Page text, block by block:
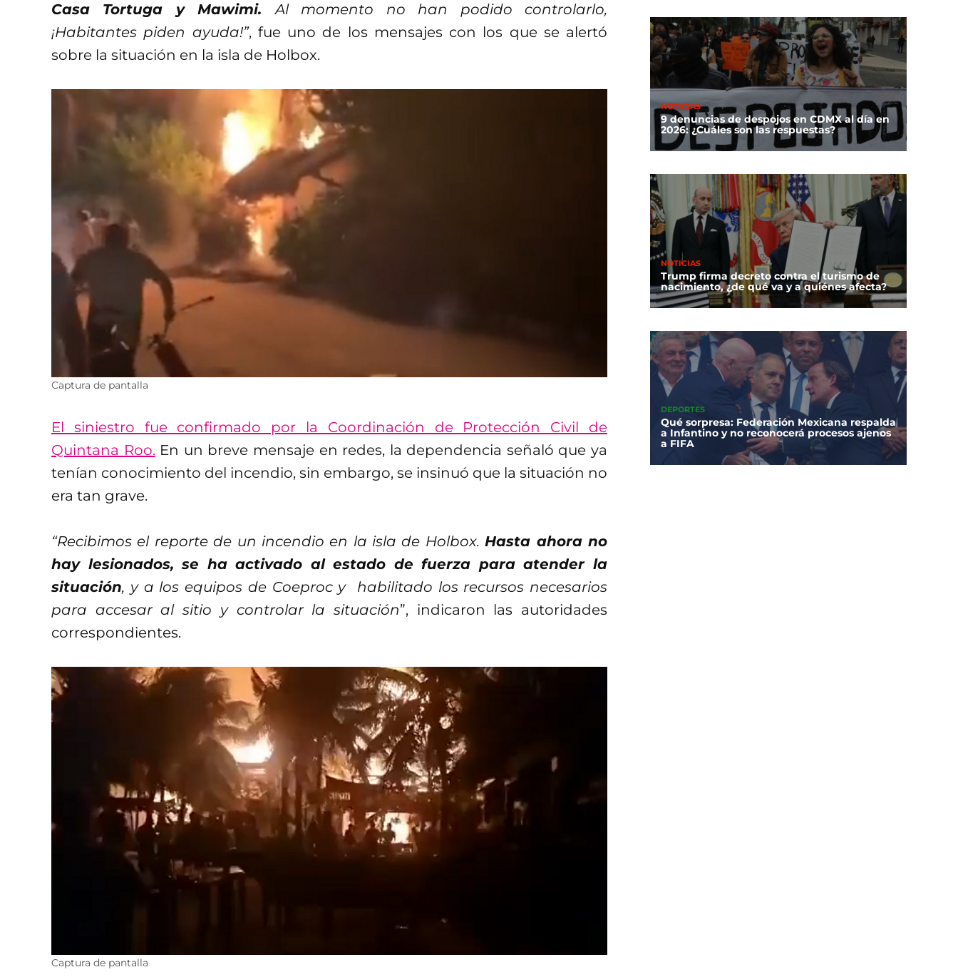
Casa Tortuga y Mawimi.Al momento no han podido controlarlo,
¡Habitantes piden ayuda!”, fue uno de los mensajes con los que se alertó
sobre la situación en la isla de Holbox.
Captura de pantalla
El siniestro fue confirmado por la Coordinación de Protección Civil de
Quintana Roo. En un breve mensaje en redes, la dependencia señaló que ya
tenían conocimiento del incendio, sin embargo, se insinuó que la situación no
era tan grave.
“Recibimos el reporte de un incendio en la isla de Holbox.Hasta ahora no
hay lesionados, se ha activado al estado de fuerza para atender la
situación, y a los equipos de Coeproc y habilitado los recursos necesarios
para accesar al sitio y controlar la situación”, indicaron las autoridades
correspondientes.
Captura de pantalla
NOTICIAS
9 denuncias de despojos en CDMX al día en
2026: ¿Cuáles son las respuestas?
NOTICIAS
Trump firma decreto contra el turismo de
nacimiento, ¿de qué va y a quiénes afecta?
DEPORTES
Qué sorpresa: Federación Mexicana respalda
a Infantino y no reconocerá procesos ajenos
a FIFA